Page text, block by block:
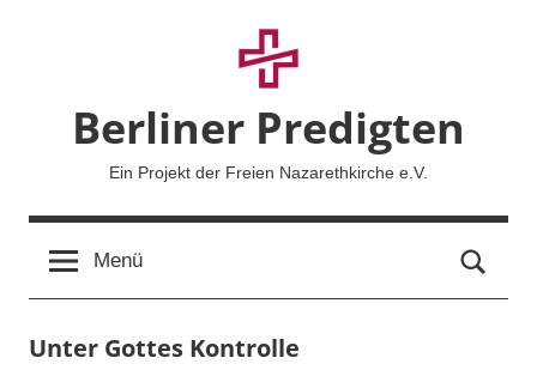
Berliner Predigten
Ein Projekt der Freien Nazarethkirche e.V.
Menü
Unter Gottes Kontrolle